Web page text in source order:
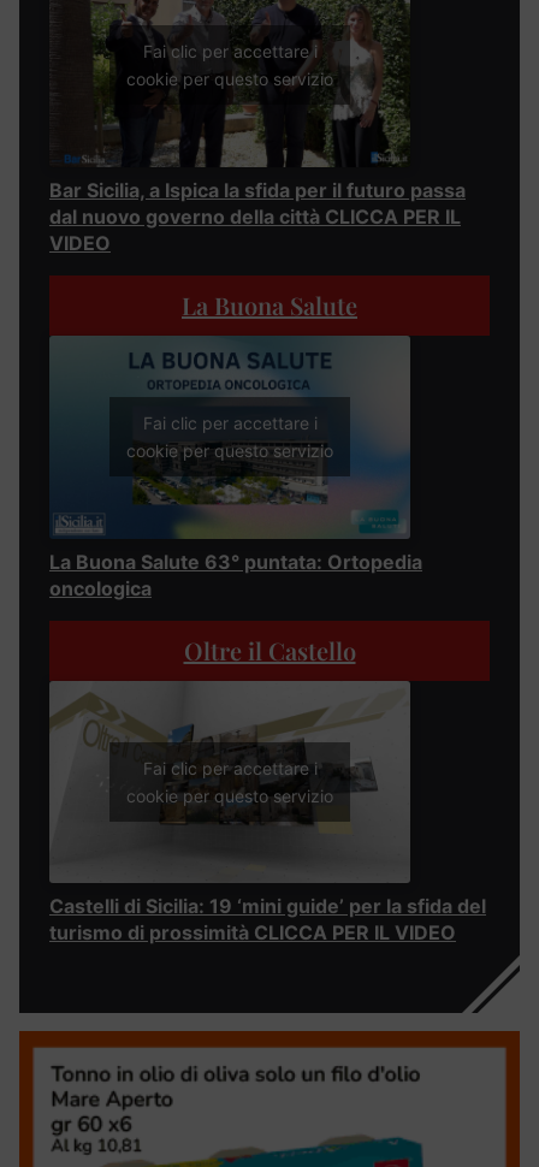
Fai clic per accettare i
cookie per questo servizio
Bar Sicilia, a Ispica la sfida per il futuro passa
dal nuovo governo della città CLICCA PER IL
VIDEO
La Buona Salute
Fai clic per accettare i
cookie per questo servizio
La Buona Salute 63° puntata: Ortopedia
oncologica
Oltre il Castello
Fai clic per accettare i
cookie per questo servizio
Castelli di Sicilia: 19 ‘mini guide’ per la sfida del
turismo di prossimità CLICCA PER IL VIDEO